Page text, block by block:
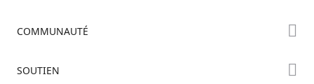
Série Hi
COMMUNAUTÉ
SOUTIEN